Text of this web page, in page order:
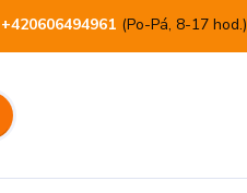
+420606494961 (Po-Pá, 8-17 hod.)